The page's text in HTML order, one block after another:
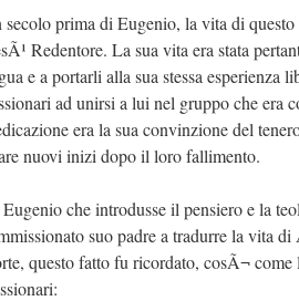
secolo prima di Eugenio, la vita di
Redentore. La sua vita era stata
e a portarli alla sua stessa esperienza
ad unirsi a lui nel gruppo che era
era la sua convinzione del
nuovi inizi dopo il loro fallimento.
che introdusse il pensiero e la
suo padre a tradurre la vita
questo fatto fu ricordato, cosÃ¬